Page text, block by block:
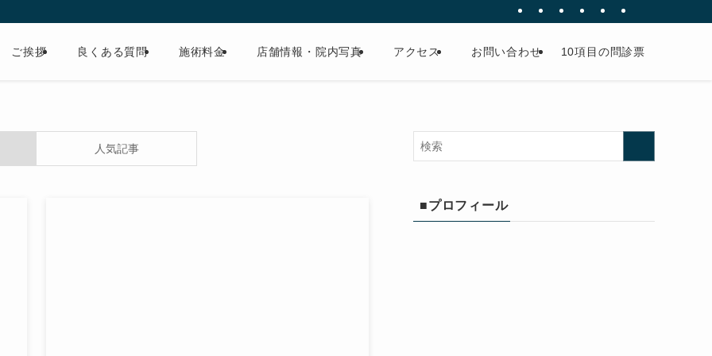
ご挨拶 良くある質問 施術料金 店舗情報・院内写真 アクセス お問い合わせ 10項目の問診票
人気記事
■プロフィール